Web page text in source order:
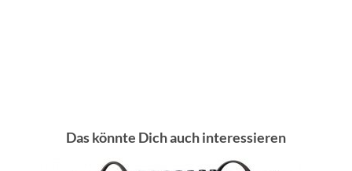
Das könnte Dich auch interessieren